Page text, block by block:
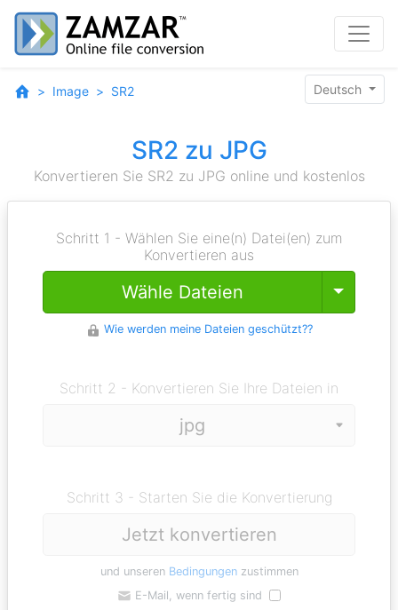
Image SR2 Deutsch
SR2 zu JPG
Konvertieren Sie SR2 zu JPG online und kostenlos
Schritt 1 - Wählen Sie eine(n) Datei(en) zum
Konvertieren aus
Wähle Dateien Toggle
Wie werden meine Dateien geschützt??
Schritt 2 - Konvertieren Sie Ihre Dateien in
Schritt 3 - Starten Sie die Konvertierung
Jetzt konvertieren
und unseren Bedingungenzustimmen
E-Mail, wenn fertig sind